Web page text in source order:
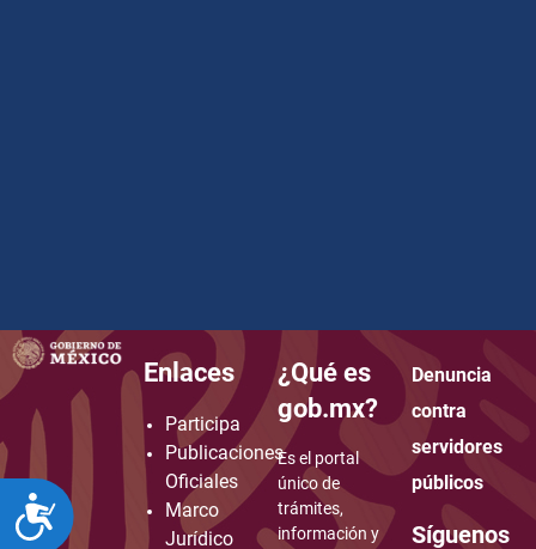
ACCESIBILIDAD
how to embed google map in website
Enlaces
Participa
Publicaciones
Oficiales
Marco
Jurídico
¿Qué es
gob.mx?
Es el portal
único de
trámites,
información y
Denuncia
contra
servidores
públicos
Síguenos